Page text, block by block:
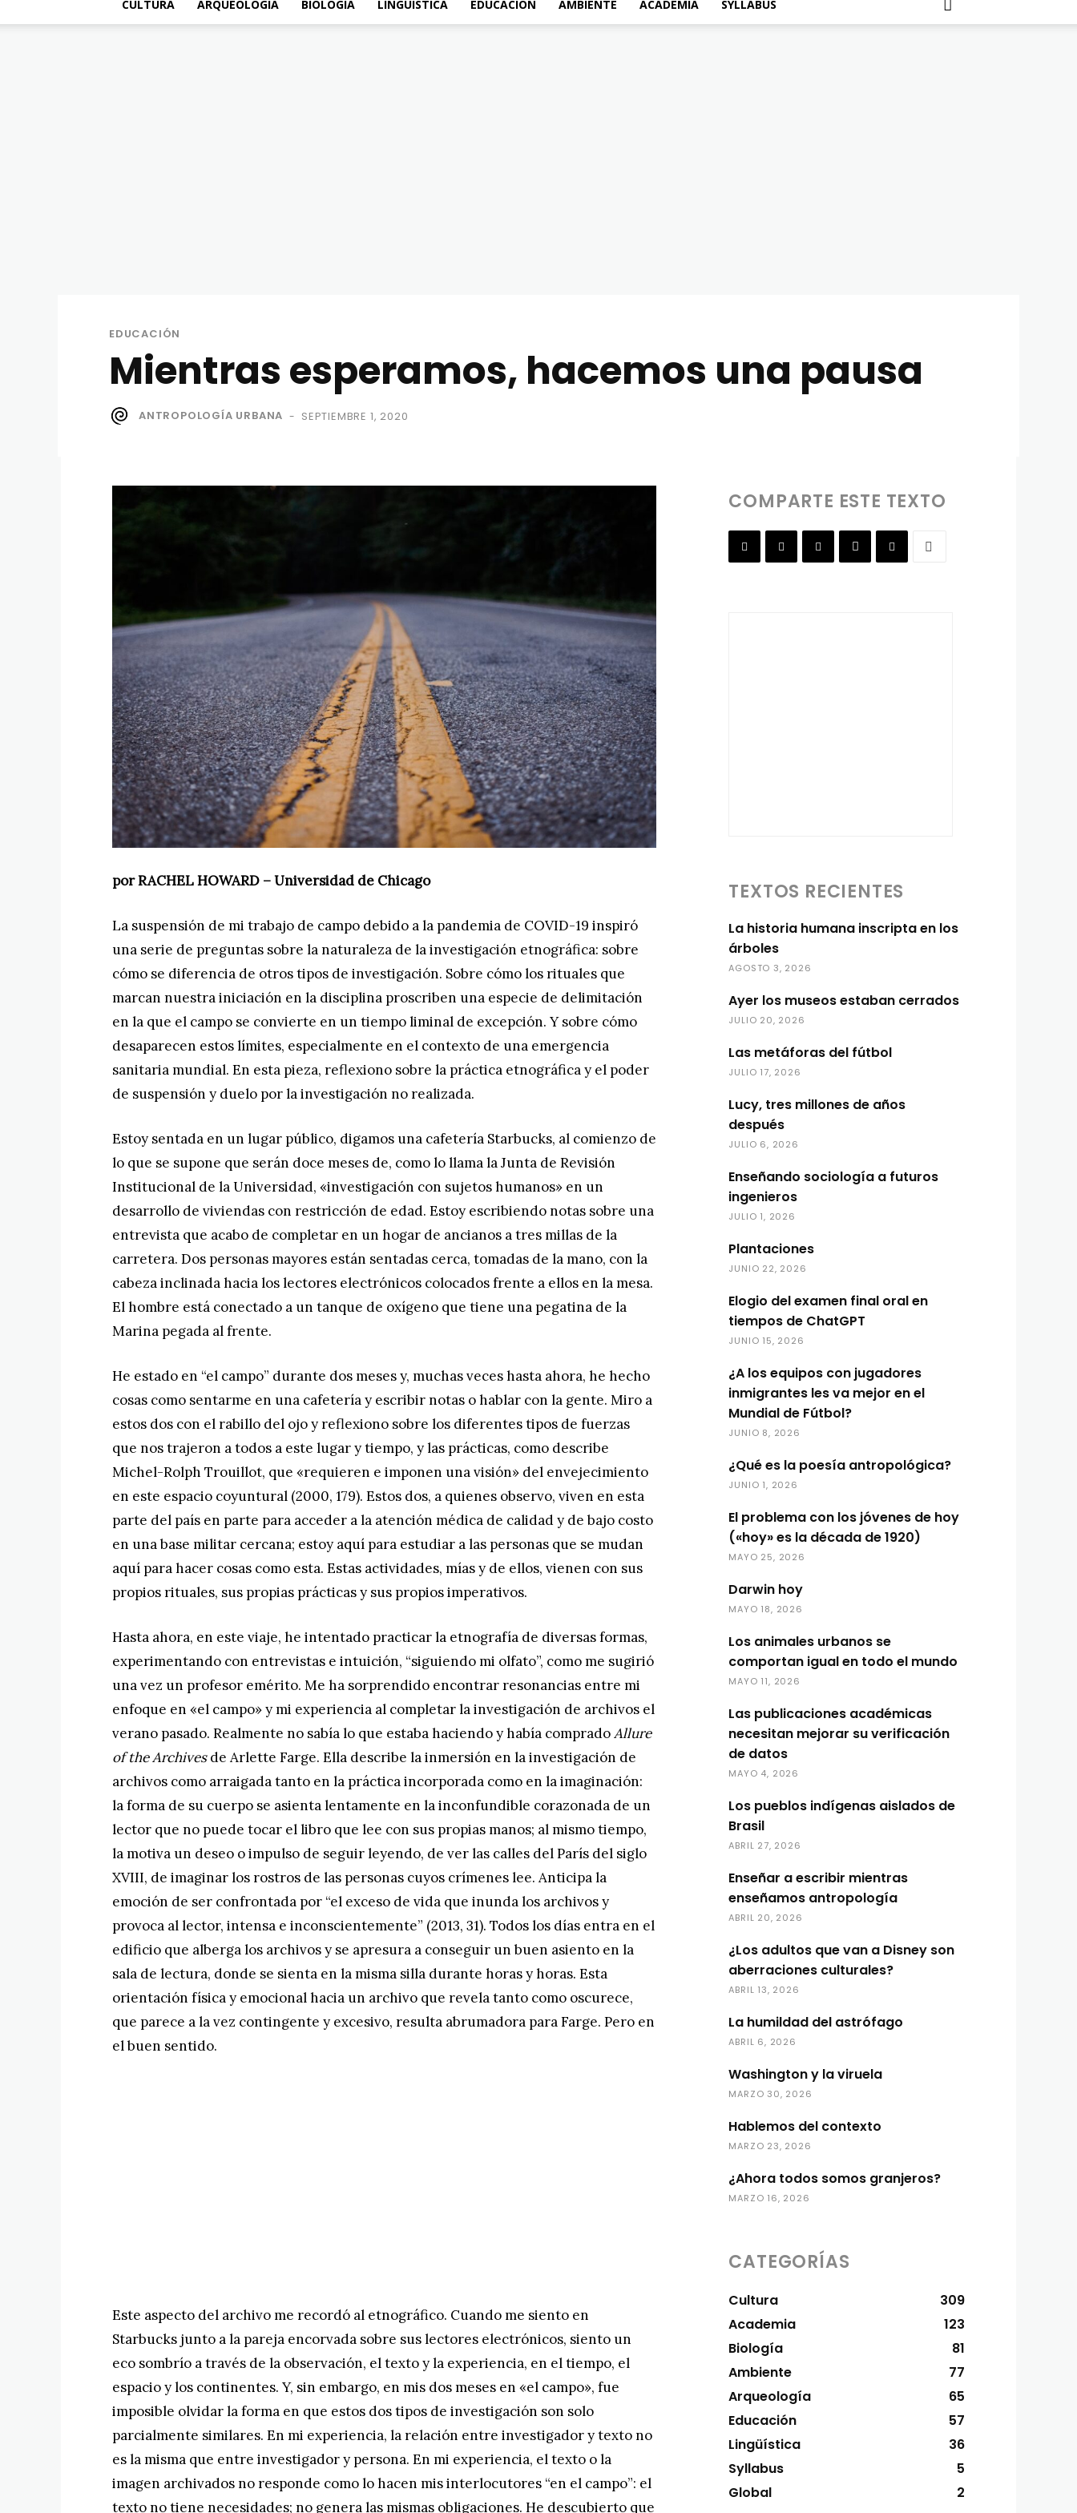
CULTURA ARQUEOLOGÍA BIOLOGÍA LINGÜÍSTICA EDUCACIÓN AMBIENTE ACADEMIA SYLLABUS
EDUCACIÓN
Mientras esperamos, hacemos una pausa
ANTROPOLOGÍA URBANA - SEPTIEMBRE 1, 2020
por RACHEL HOWARD – Universidad de Chicago
La suspensión de mi trabajo de campo debido a la pandemia de COVID-19 inspiró
una serie de preguntas sobre la naturaleza de la investigación etnográfica: sobre
cómo se diferencia de otros tipos de investigación. Sobre cómo los rituales que
marcan nuestra iniciación en la disciplina proscriben una especie de delimitación
en la que el campo se convierte en un tiempo liminal de excepción. Y sobre cómo
desaparecen estos límites, especialmente en el contexto de una emergencia
sanitaria mundial. En esta pieza, reflexiono sobre la práctica etnográfica y el poder
de suspensión y duelo por la investigación no realizada.
Estoy sentada en un lugar público, digamos una cafetería Starbucks, al comienzo de
lo que se supone que serán doce meses de, como lo llama la Junta de Revisión
Institucional de la Universidad, «investigación con sujetos humanos» en un
desarrollo de viviendas con restricción de edad. Estoy escribiendo notas sobre una
entrevista que acabo de completar en un hogar de ancianos a tres millas de la
carretera. Dos personas mayores están sentadas cerca, tomadas de la mano, con la
cabeza inclinada hacia los lectores electrónicos colocados frente a ellos en la mesa.
El hombre está conectado a un tanque de oxígeno que tiene una pegatina de la
Marina pegada al frente.
He estado en “el campo” durante dos meses y, muchas veces hasta ahora, he hecho
cosas como sentarme en una cafetería y escribir notas o hablar con la gente. Miro a
estos dos con el rabillo del ojo y reflexiono sobre los diferentes tipos de fuerzas
que nos trajeron a todos a este lugar y tiempo, y las prácticas, como describe
Michel-Rolph Trouillot, que «requieren e imponen una visión» del envejecimiento
en este espacio coyuntural (2000, 179). Estos dos, a quienes observo, viven en esta
parte del país en parte para acceder a la atención médica de calidad y de bajo costo
en una base militar cercana; estoy aquí para estudiar a las personas que se mudan
aquí para hacer cosas como esta. Estas actividades, mías y de ellos, vienen con sus
propios rituales, sus propias prácticas y sus propios imperativos.
Hasta ahora, en este viaje, he intentado practicar la etnografía de diversas formas,
experimentando con entrevistas e intuición, “siguiendo mi olfato”, como me sugirió
una vez un profesor emérito. Me ha sorprendido encontrar resonancias entre mi
enfoque en «el campo» y mi experiencia al completar la investigación de archivos el
verano pasado. Realmente no sabía lo que estaba haciendo y había compradoAllure
of the Archivesde Arlette Farge. Ella describe la inmersión en la investigación de
archivos como arraigada tanto en la práctica incorporada como en la imaginación:
la forma de su cuerpo se asienta lentamente en la inconfundible corazonada de un
lector que no puede tocar el libro que lee con sus propias manos; al mismo tiempo,
la motiva un deseo o impulso de seguir leyendo, de ver las calles del París del siglo
XVIII, de imaginar los rostros de las personas cuyos crímenes lee. Anticipa la
emoción de ser confrontada por “el exceso de vida que inunda los archivos y
provoca al lector, intensa e inconscientemente” (2013, 31). Todos los días entra en el
edificio que alberga los archivos y se apresura a conseguir un buen asiento en la
sala de lectura, donde se sienta en la misma silla durante horas y horas. Esta
orientación física y emocional hacia un archivo que revela tanto como oscurece,
que parece a la vez contingente y excesivo, resulta abrumadora para Farge. Pero en
el buen sentido.
Este aspecto del archivo me recordó al etnográfico. Cuando me siento en
Starbucks junto a la pareja encorvada sobre sus lectores electrónicos, siento un
eco sombrío a través de la observación, el texto y la experiencia, en el tiempo, el
espacio y los continentes. Y, sin embargo, en mis dos meses en «el campo», fue
imposible olvidar la forma en que estos dos tipos de investigación son solo
parcialmente similares. En mi experiencia, la relación entre investigador y texto no
es la misma que entre investigador y persona. En mi experiencia, el texto o la
imagen archivados no responde como lo hacen mis interlocutores “en el campo”: el
texto no tiene necesidades; no genera las mismas obligaciones. He descubierto que
COMPARTE ESTE TEXTO
TEXTOS RECIENTES
La historia humana inscripta en los
árboles
AGOSTO 3, 2026
Ayer los museos estaban cerrados
JULIO 20, 2026
Las metáforas del fútbol
JULIO 17, 2026
Lucy, tres millones de años
después
JULIO 6, 2026
Enseñando sociología a futuros
ingenieros
JULIO 1, 2026
Plantaciones
JUNIO 22, 2026
Elogio del examen final oral en
tiempos de ChatGPT
JUNIO 15, 2026
¿A los equipos con jugadores
inmigrantes les va mejor en el
Mundial de Fútbol?
JUNIO 8, 2026
¿Qué es la poesía antropológica?
JUNIO 1, 2026
El problema con los jóvenes de hoy
(«hoy» es la década de 1920)
MAYO 25, 2026
Darwin hoy
MAYO 18, 2026
Los animales urbanos se
comportan igual en todo el mundo
MAYO 11, 2026
Las publicaciones académicas
necesitan mejorar su verificación
de datos
MAYO 4, 2026
Los pueblos indígenas aislados de
Brasil
ABRIL 27, 2026
Enseñar a escribir mientras
enseñamos antropología
ABRIL 20, 2026
¿Los adultos que van a Disney son
aberraciones culturales?
ABRIL 13, 2026
La humildad del astrófago
ABRIL 6, 2026
Washington y la viruela
MARZO 30, 2026
Hablemos del contexto
MARZO 23, 2026
¿Ahora todos somos granjeros?
MARZO 16, 2026
CATEGORÍAS
Cultura
309
Academia
123
Biología
81
Ambiente
77
Arqueología
65
Educación
57
Lingüística
36
Syllabus
5
Global
2